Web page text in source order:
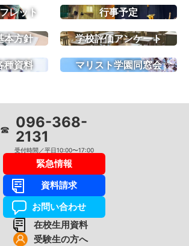
レット 行事予定
本方針 学校評価アンケート
種資料 マリスト学園同窓会
☎ 096-368-
2131
受付時間／平日10:00〜17:00
緊急情報
資料請求
お問い合わせ
在校生用資料
受験生の方へ